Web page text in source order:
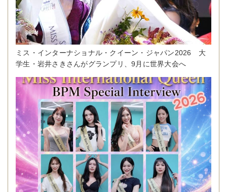
ミス・インターナショナル・クイーン・ジャパン2026 大
学生・岩井さきさんがグランプリ、9月に世界大会へ